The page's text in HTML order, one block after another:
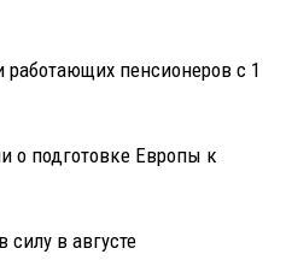
работающих пенсионеров с 1
о подготовке Европы к
в августе